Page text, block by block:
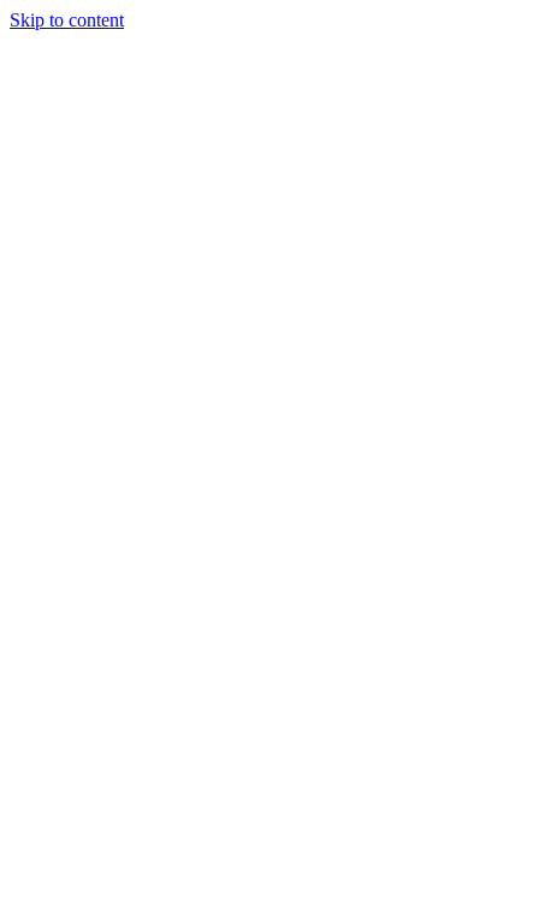
Skip to content